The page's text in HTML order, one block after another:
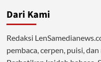
Dari Kami
Redaksi
pembaca, cerpen, puisi,